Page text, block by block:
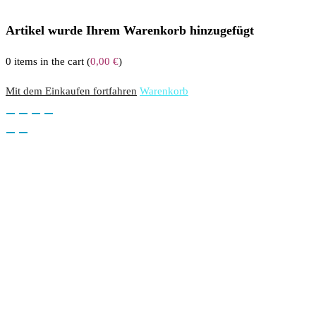
Artikel wurde Ihrem Warenkorb hinzugefügt
0 items in the cart (0,00 €)
Mit dem Einkaufen fortfahren Warenkorb